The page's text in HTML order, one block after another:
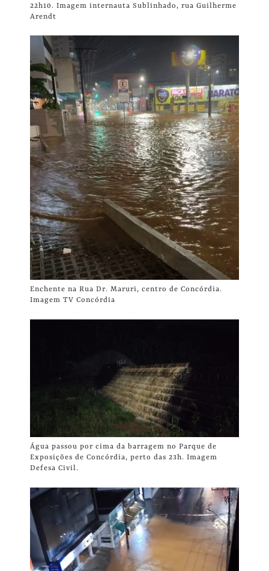
22h10. Imagem internauta Sublinhado, rua Guilherme
Arendt
Enchente na Rua Dr. Maruri, centro de Concórdia.
Imagem TV Concórdia
Água passou por cima da barragem no Parque de
Exposições de Concórdia, perto das 23h. Imagem
Defesa Civil.